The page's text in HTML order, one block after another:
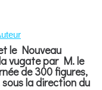
le Nouveau
vugate par M. le
de 300 figures,
la direction du